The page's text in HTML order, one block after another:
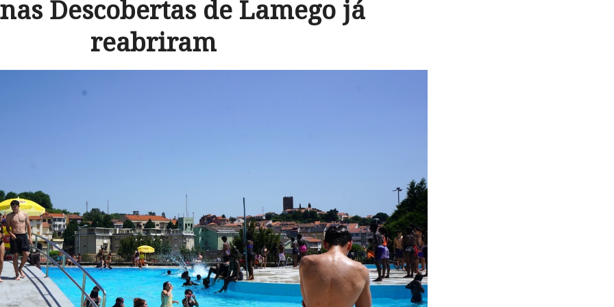
Descobertas de Lamego já
reabriram